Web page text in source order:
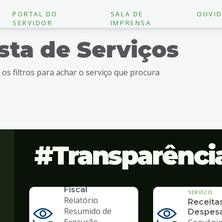
PORTAL DO
SERVIDOR
SALA DE
IMPRENSA
de Serviços
os filtros para achar o serviço que procura
SERVICO
Fiscal
Relatório
Resumido de
SERVICO